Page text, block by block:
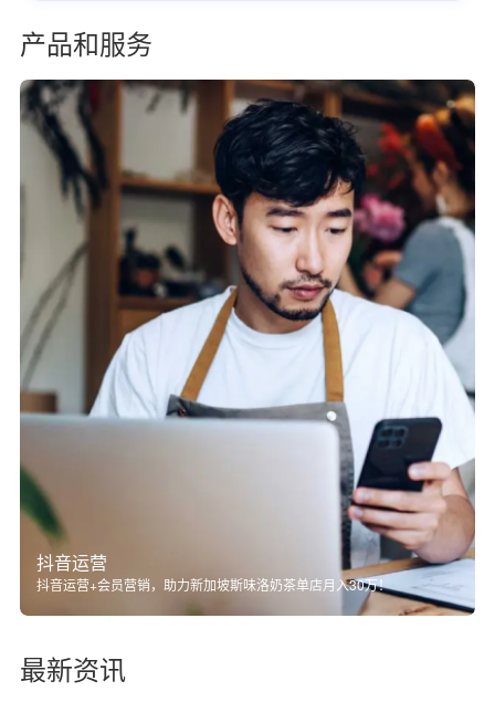
产品和服务
抖音运营
抖音运营+会员营销，助力新加坡斯味洛奶茶单店月入30万！
最新资讯